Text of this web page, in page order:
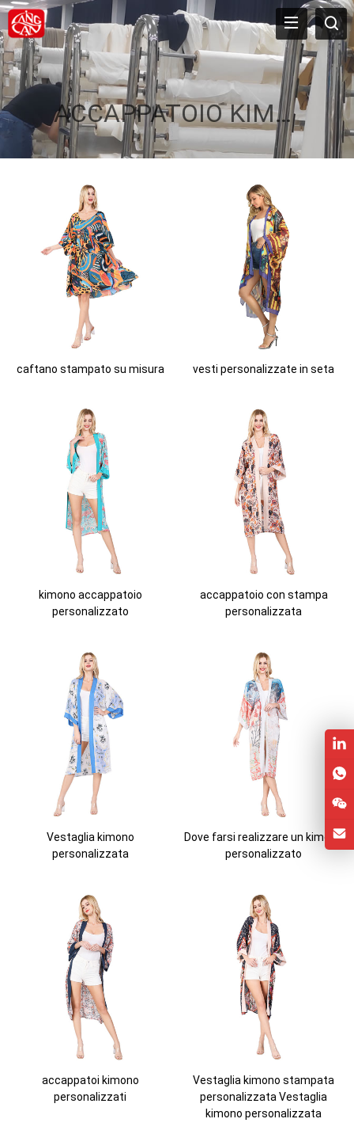
ACCAPPATOIO KIMONO CON FOTO PERSONALIZZATO
caftano stampato su misura vesti personalizzate in seta
kimono accappatoio
personalizzato
accappatoio con stampa
personalizzata
Vestaglia kimono
personalizzata
Dove farsi realizzare un kimono
personalizzato
accappatoi kimono
personalizzati
Vestaglia kimono stampata
personalizzata Vestaglia
kimono personalizzata